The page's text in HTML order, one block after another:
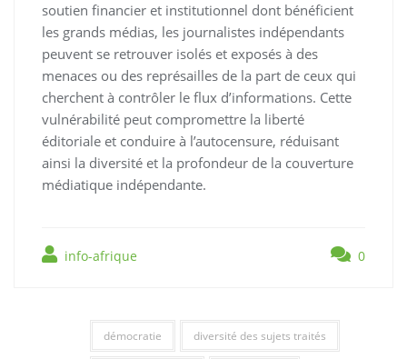
soutien financier et institutionnel dont bénéficient
les grands médias, les journalistes indépendants
peuvent se retrouver isolés et exposés à des
menaces ou des représailles de la part de ceux qui
cherchent à contrôler le flux d’informations. Cette
vulnérabilité peut compromettre la liberté
éditoriale et conduire à l’autocensure, réduisant
ainsi la diversité et la profondeur de la couverture
médiatique indépendante.
info-afrique 0
démocratie diversité des sujets traités